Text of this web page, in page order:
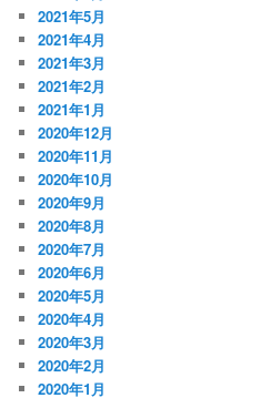
2021年5月
2021年4月
2021年3月
2021年2月
2021年1月
2020年12月
2020年11月
2020年10月
2020年9月
2020年8月
2020年7月
2020年6月
2020年5月
2020年4月
2020年3月
2020年2月
2020年1月